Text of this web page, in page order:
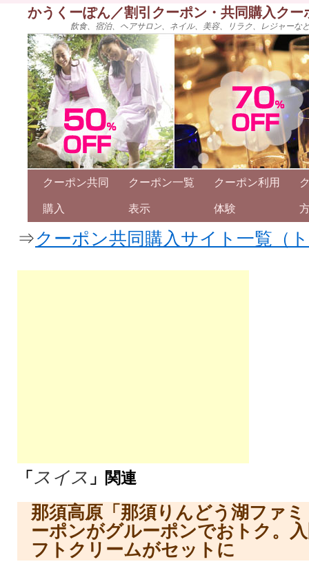
かうくーぽん／割引クーポン・共同購入ク
飲食、宿泊、ヘアサロン、ネイル、美容、リラク、レジャー
クーポン共同
購入
クーポン一覧
表示
クーポン利用
体験
⇒クーポン共同購入サイト一覧（
「 スイス 」関連
那須高原「那須りんどう湖ファ
ーポンがグルーポンでおトク。
フトクリームがセットに